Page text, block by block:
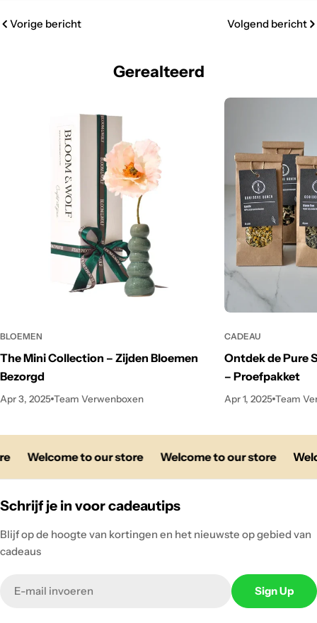
Vorige bericht Volgend bericht
Gerealteerd
BLOEMEN
The Mini Collection – Zijden Bloemen
Bezorgd
Apr 3, 2025 Team Verwenboxen
CADEAU
Ontdek de Pure
– Proefpakket
Apr 1, 2025 Team
Welcome to our store Welcome to our store
Schrijf je in voor cadeautips
Blijf op de hoogte van kortingen en het nieuwste op gebied van
cadeaus
Sign Up